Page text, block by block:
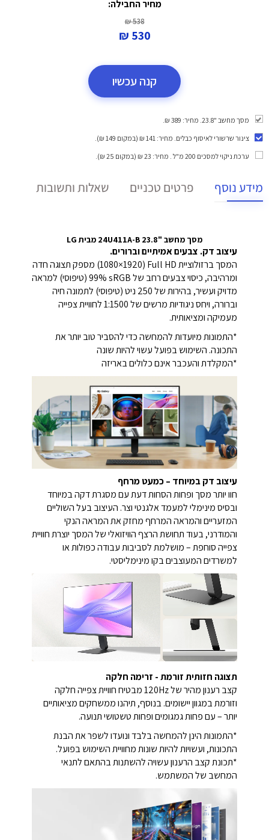
מחיר החבילה:
538 ₪
530 ₪
קנה עכשיו
מסך מחשב "23.8. מחיר: 389 ₪.
צינור שרשורי לאיסוף כבלים. מחיר: 141 ₪ (במקום 149 ₪).
ערכת ניקוי למסכים 200 מ"ל
. מחיר: 23 ₪ (במקום 25 ₪).
מידע נוסף פרטים טכניים שאלות ותשובות
מסך מחשב "23.8 24U411A-B מבית LG
עיצוב דק. צבעים אמיתיים וברורים.
המסך ברזולוציית ‏Full HD ‏(1920×1080) מספק תצוגה חדה
ומרהיבה,
כיסוי צבעים רחב של ‏sRGB ‏99% ‏(טיפוסי) למראה
מדויק ועשיר,
בהירות של ‏250 ניט (טיפוסי) לתמונה חיה
וברורה,
ויחס ניגודיות מרשים של ‏1:1500 לחוויית צפייה
מעמיקה ומציאותית.
*התמונות מיועדות להמחשה כדי להסביר טוב יותר את
התכונה. השימוש בפועל עשוי להיות שונה
*המקלדת והעכבר אינם כלולים באריזה
עיצוב דק במיוחד – כמעט מרחף
חוו יותר מסך ופחות הסחות דעת עם מסגרת דקה במיוחד
ובסיס מינימלי למעמד אלגנטי וצר. העיצוב בעל השוליים
המזעריים והמראה המרחף מחזק את המראה הנקי
והמודרני, בעוד תחושת הרצף הוויזואלי של המסך יוצרת חוויית
צפייה סוחפת – מושלמת לסביבות עבודה כפולות או
למשרדים המעוצבים בקו מינימליסטי.
תצוגה חזותית זורמת - זרימה חלקה
קצב רענון מהיר של 120Hz מבטיח חוויית צפייה חלקה
וזורמת במגוון יישומים. בנוסף, תיהנו ממשחקים מציאותיים
יותר – עם פחות גמגומים ופחות טשטושי תנועה.
*‏התמונות הינן להמחשה בלבד ונועדו לשפר את הבנת
התכונות, ועשויות להיות שונות מחוויית השימוש בפועל.
*תכונת קצב הרענון עשויה להשתנות בהתאם לתנאי
המחשב של המשתמש.